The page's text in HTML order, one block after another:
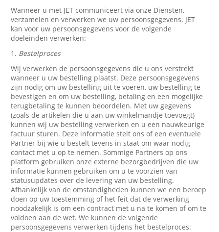
Wanneer u met JET communiceert via onze Diensten,
verzamelen en verwerken we uw persoonsgegevens. JET
kan voor uw persoonsgegevens voor de volgende
doeleinden verwerken:
1. Bestelproces
Wij verwerken de persoonsgegevens die u ons verstrekt
wanneer u uw bestelling plaatst. Deze persoonsgegevens
zijn nodig om uw bestelling uit te voeren, uw bestelling te
bevestigen en om uw bestelling, betaling en een mogelijke
terugbetaling te kunnen beoordelen. Met uw gegevens
(zoals de artikelen die u aan uw winkelmandje toevoegt)
kunnen wij uw bestelling verwerken en u een nauwkeurige
factuur sturen. Deze informatie stelt ons of een eventuele
Partner bij wie u bestelt tevens in staat om waar nodig
contact met u op te nemen. Sommige Partners op ons
platform gebruiken onze externe bezorgbedrijven die uw
informatie kunnen gebruiken om u te voorzien van
statusupdates over de levering van uw bestelling.
Afhankelijk van de omstandigheden kunnen we een beroep
doen op uw toestemming of het feit dat de verwerking
noodzakelijk is om een contract met u na te komen of om te
voldoen aan de wet. We kunnen de volgende
persoonsgegevens verwerken tijdens het bestelproces: